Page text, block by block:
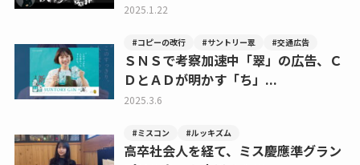
2025.1.22
#コピーの改行 #サントリー翠 #交通広告
ＳＮＳで考察加速中「翠」の広告、Ｃ
ＤとＡＤが明かす「ち」...
2025.3.6
#ミスコン #ルッキズム
高卒社会人を経て、ミス慶應準グラン